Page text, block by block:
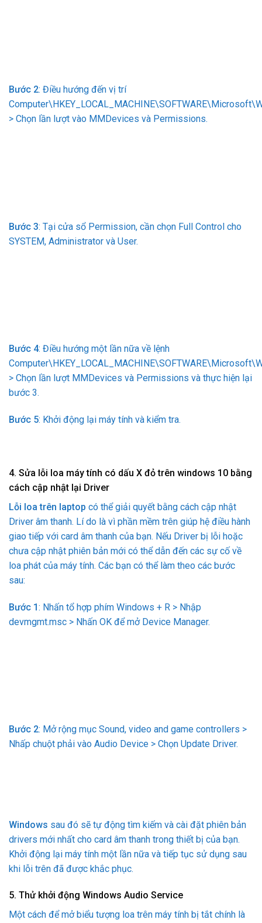
Bước 2: Điều hướng đến vị trí
> Chọn lần lượt vào MMDevices và Permissions.
Bước 3: Tại cửa sổ Permission, cần chọn Full Control cho
SYSTEM, Administrator và User.
Bước 4: Điều hướng một lần nữa về lệnh
> Chọn lần lượt MMDevices và Permissions và thực hiện lại
bước 3.
Bước 5: Khởi động lại máy tính và kiểm tra.
4. Sửa lỗi loa máy tính có dấu X đỏ trên windows 10 bằng
cách cập nhật lại Driver
Lỗi loa trên laptop có thể giải quyết bằng cách cập nhật
Driver âm thanh. Lí do là vì phần mềm trên giúp hệ điều hành
giao tiếp với card âm thanh của bạn. Nếu Driver bị lỗi hoặc
chưa cập nhật phiên bản mới có thể dẫn đến các sự cố về
loa phát của máy tính. Các bạn có thể làm theo các bước
sau:
Bước 1: Nhấn tổ hợp phím Windows + R > Nhập
devmgmt.msc > Nhấn OK để mở Device Manager.
Bước 2: Mở rộng mục Sound, video and game controllers >
Nhấp chuột phải vào Audio Device > Chọn Update Driver.
Windows sau đó sẽ tự động tìm kiếm và cài đặt phiên bản
drivers mới nhất cho card âm thanh trong thiết bị của bạn.
Khởi động lại máy tính một lần nữa và tiếp tục sử dụng sau
khi lỗi trên đã được khắc phục.
5. Thử khởi động Windows Audio Service
Một cách để mở biểu tượng loa trên máy tính bị tắt chính là